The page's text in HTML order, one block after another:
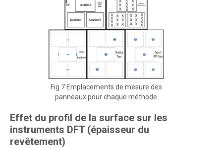
Fig.7 Emplacements de mesure des
panneaux pour chaque méthode
Effet du profil de la surface sur les
instruments DFT (épaisseur du
revêtement)